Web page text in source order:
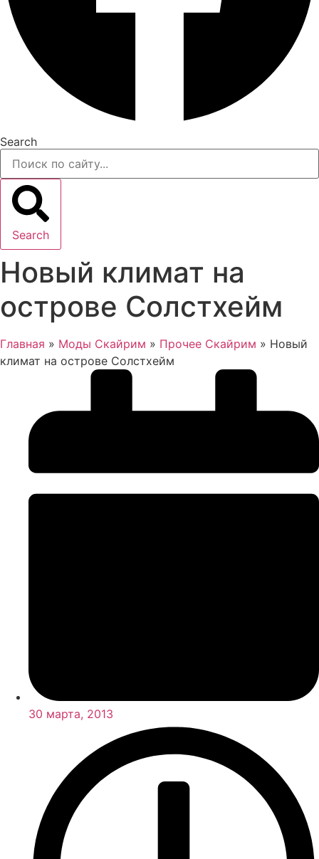
Search
Search
Новый климат на
острове Солстхейм
Главная » Моды Скайрим » Прочее Скайрим » Новый
климат на острове Солстхейм
30 марта, 2013